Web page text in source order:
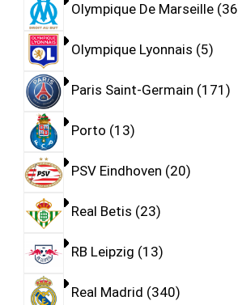
Olympique De Marseille 36
Olympique Lyonnais 5
Paris Saint-Germain 171
Porto 13
PSV Eindhoven 20
Real Betis 23
RB Leipzig 13
Real Madrid 340